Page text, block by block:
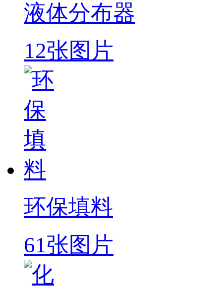
液体分布器
12张图片
环保填料
61张图片